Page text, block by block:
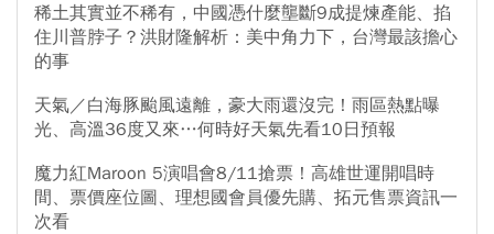
稀土其實並不稀有，中國憑什麼壟斷9成提煉產能、掐
住川普脖子？洪財隆解析：美中角力下，台灣最該擔心
的事
天氣／白海豚颱風遠離，豪大雨還沒完！雨區熱點曝
光、高溫36度又來…何時好天氣先看10日預報
魔力紅Maroon 5演唱會8/11搶票！高雄世運開唱時
間、票價座位圖、理想國會員優先購、拓元售票資訊一
次看